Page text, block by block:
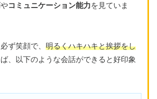
やコミュニケーション能力を見ていま
ず笑顔で、 明るくハキハキと挨拶をし
、以下のような会話ができると好印象